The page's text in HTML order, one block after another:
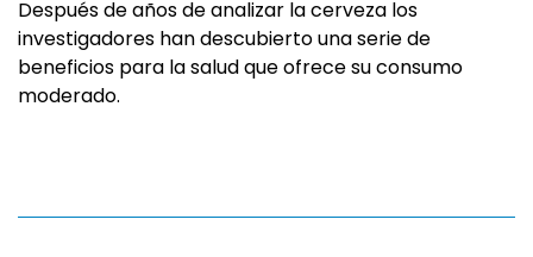
Después de años de analizar la cerveza los
investigadores han descubierto una serie de
beneficios para la salud que ofrece su consumo
moderado.